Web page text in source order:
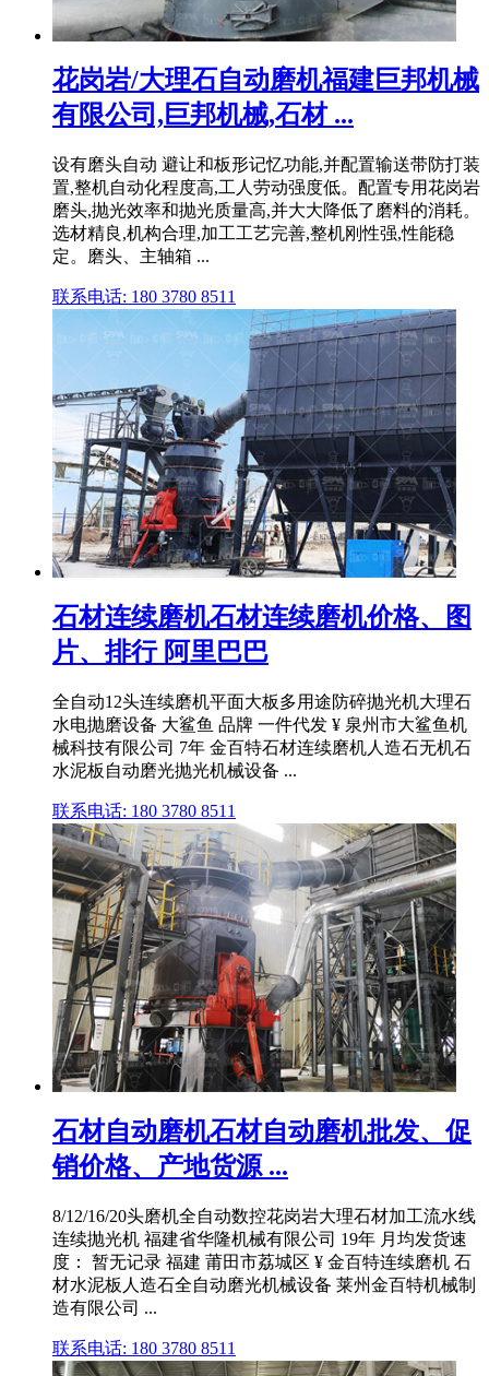
花岗岩/大理石自动磨机福建巨邦机械
有限公司,巨邦机械,石材 ...
设有磨头自动 避让和板形记忆功能,并配置输送带防打装
置,整机自动化程度高,工人劳动强度低。配置专用花岗岩
磨头,抛光效率和抛光质量高,并大大降低了磨料的消耗。
选材精良,机构合理,加工工艺完善,整机刚性强,性能稳
定。磨头、主轴箱 ...
联系电话: 180 3780 8511
石材连续磨机石材连续磨机价格、图
片、排行 阿里巴巴
全自动12头连续磨机平面大板多用途防碎抛光机大理石
水电抛磨设备 大鲨鱼 品牌 一件代发 ¥ 泉州市大鲨鱼机
械科技有限公司 7年 金百特石材连续磨机人造石无机石
水泥板自动磨光抛光机械设备 ...
联系电话: 180 3780 8511
石材自动磨机石材自动磨机批发、促
销价格、产地货源 ...
8/12/16/20头磨机全自动数控花岗岩大理石材加工流水线
连续抛光机 福建省华隆机械有限公司 19年 月均发货速
度： 暂无记录 福建 莆田市荔城区 ¥ 金百特连续磨机 石
材水泥板人造石全自动磨光机械设备 莱州金百特机械制
造有限公司 ...
联系电话: 180 3780 8511